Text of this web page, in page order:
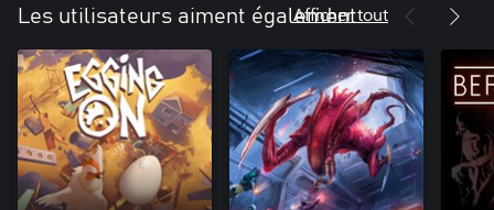
Les utilisateurs aiment également
Afficher tout